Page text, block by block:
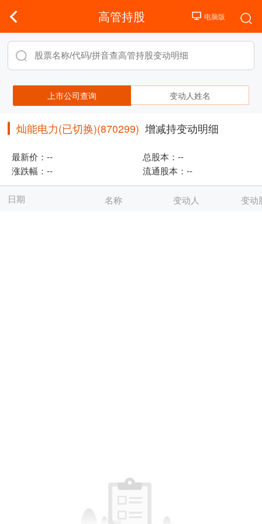
高管持股
上市公司查询 变动人姓名
灿能电力(已切换)(870299) 增减持变动明细
最新价： -- 总股本： --
涨跌幅： -- 流通股本： --
日期 名称 变动人 变动